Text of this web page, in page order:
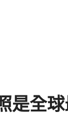
是全